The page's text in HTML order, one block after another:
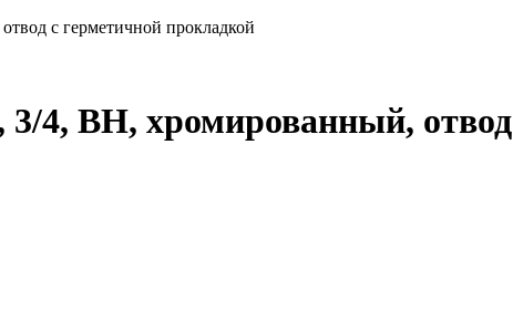
с герметичной прокладкой
3/4, ВН, хромированный,